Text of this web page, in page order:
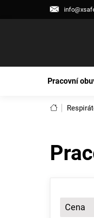
Pracovní
Domů
Cena